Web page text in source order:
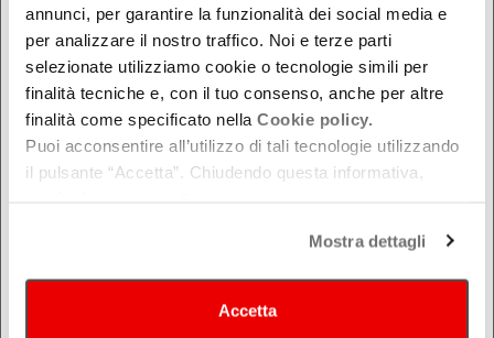
annunci, per garantire la funzionalità dei social media e
per analizzare il nostro traffico. Noi e terze parti
selezionate utilizziamo cookie o tecnologie simili per
finalità tecniche e, con il tuo consenso, anche per altre
finalità come specificato nella Cookie policy.
Puoi acconsentire all’utilizzo di tali tecnologie utilizzando
il pulsante “Accetta”. Chiudendo questa informativa,
Mostra dettagli
Accetta
Ferrara
Forlì-Cesena
Modena
Piacenza
Ravenna